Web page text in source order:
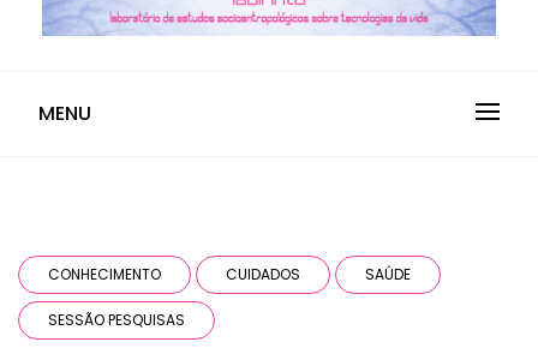
MENU
CONHECIMENTO CUIDADOS SAÚDE
SESSÃO PESQUISAS